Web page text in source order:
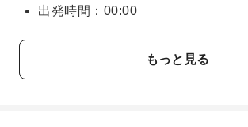
出発時間：00:00
もっと見る